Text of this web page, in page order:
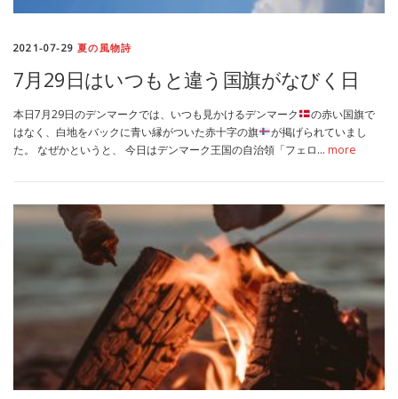
2021-07-29夏の風物詩
7月29日はいつもと違う国旗がなびく日
本日7月29日のデンマークでは、いつも見かけるデンマーク
の赤い国旗で
はなく、白地をバックに青い縁がついた赤十字の旗
が掲げられていまし
た。 なぜかというと、 今日はデンマーク王国の自治領「フェロ… more